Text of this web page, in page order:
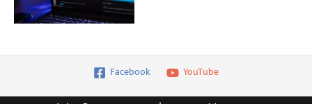
Facebook YouTube